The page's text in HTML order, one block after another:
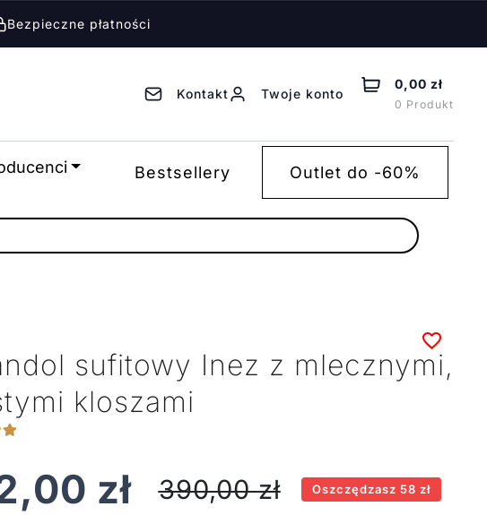
Bezpieczne płatności
Kontakt Twoje konto
Bestsellery Outlet do -60%
0,00 zł
0 Produkt
sufitowy Inez z mlecznymi,
kloszami
zł 390,00zł Oszczędzasz 58 zł